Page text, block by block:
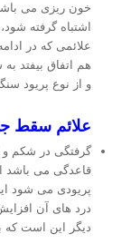
خون ریزی می
اشتباه گرفته
علائمی که در
هم اتفاق بیفتد
و از نوع پریود
علائم سقط
گرفتگی در شکم و
قاعدگی می باشد
پریودی می شود
درد های آن
دیگر این است